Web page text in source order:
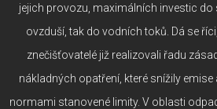
jejich provozu, maximálních investic do
ovzduší, tak do vodních toků. Dá se
znečišťovatelé již realizovali řadu
nákladných opatření, které snížily
normami stanovené limity. V oblasti